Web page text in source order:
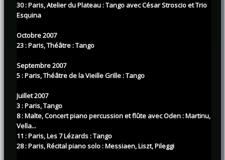
30 : Paris, Atelier du Plateau : Tango avec César Stroscio et Trio
Esquina
Octobre 2007
23 : Paris, Théâtre : Tango
Septembre 2007
5 : Paris, Théâtre de la Vieille Grille : Tango
Juillet 2007
3 : Paris, Tango
8 : Malte, Concert piano percussion et flûte avec Oden : Martinu,
Vella...
11 : Paris, Les 7 Lézards : Tango
28 : Paris, Récital piano solo : Messiaen, Liszt, Pileggi